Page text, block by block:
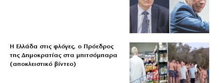
Η Ελλάδα στις φλόγες, ο Πρόεδρος
της Δημοκρατίας στα μπιτσόμπαρα
(αποκλειστικό βίντεο)